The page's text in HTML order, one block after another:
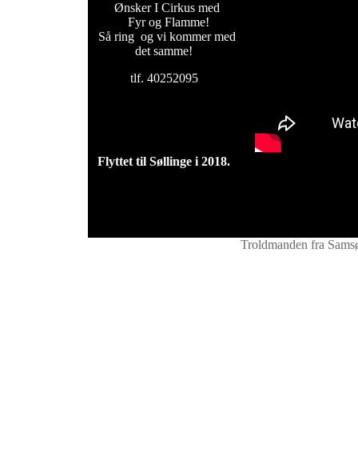
Ønsker I Cirkus med
Fyr og Flamme!
Så ring og vi kommer med
det samme!
tlf. 40252095
Flyttet til Søllinge i 2018.
Troldmanden fra